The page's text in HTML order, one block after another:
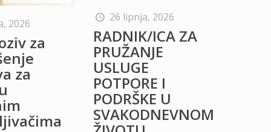
2026
za
za
26 lipnja, 2026
RADNIK/ICA ZA
PRUŽANJE
USLUGE
POTPORE I
PODRŠKE U
SVAKODNEVNOM